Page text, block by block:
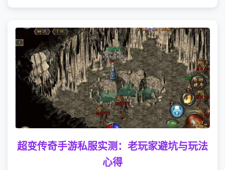
超变传奇手游私服实测：老玩家避坑与玩法
心得